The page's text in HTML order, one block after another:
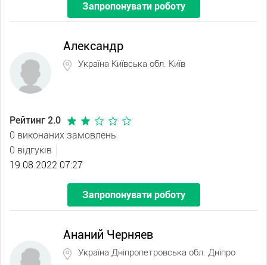
Запропонувати роботу
Александр
Україна Київська обл. Київ
Рейтинг 2.0
0 виконаних замовлень
0 відгуків
19.08.2022 07:27
Запропонувати роботу
Ананий Черняев
Україна Дніпропетровська обл. Дніпро